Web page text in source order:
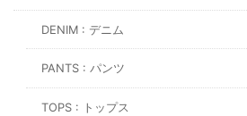
DENIM : デニム
PANTS : パンツ
TOPS : トップス